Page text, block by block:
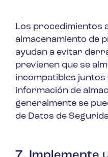
Los procedimientos
almacenamiento de
ayudan a evitar
previenen que se
incompatibles
información de
generalmente se
de Datos de